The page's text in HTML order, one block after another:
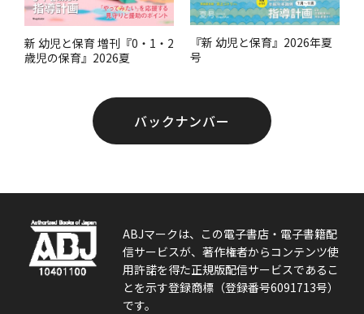
新 幼児と保育 増刊『0・1・2
歳児の保育』2026夏
『新 幼児と保育』2026年夏
号
バックナンバー
ABJマークは、この電子書店・電子書籍配
信サービスが、著作権者からコンテンツ使
用許諾を得た正規版配信サービスであるこ
とを示す登録商標（登録番号6091713号）
です。